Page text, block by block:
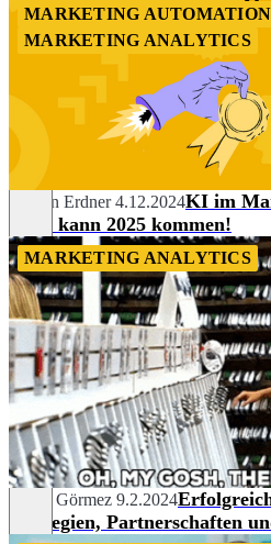
MARKETING AUTOMATION
MARKETING ANALYTICS
Marvin Erdner 4.12.2024KI im
Tools kann 2025 kommen!
MARKETING ANALYTICS
Burak Görmez 9.2.2024
Strategien, Partnerschaften